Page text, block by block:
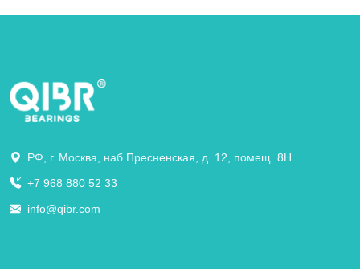
РФ, г. Москва, наб Пресненская, д. 12, помещ. 8Н
+7 968 880 52 33
info@qibr.com